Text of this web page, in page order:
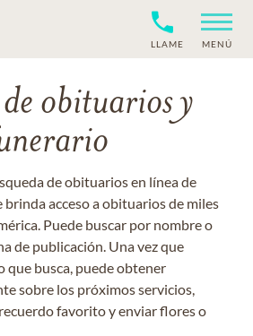
LLAME MENÚ
obituarios y
de obituarios en línea de
acceso a obituarios de miles
Puede buscar por nombre o
de publicación. Una vez que
busca, puede obtener
sobre los próximos servicios,
favorito y enviar flores o